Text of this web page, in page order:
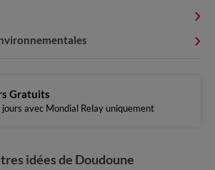
Gratuits
avec Mondial Relay uniquement
idées de Doudoune